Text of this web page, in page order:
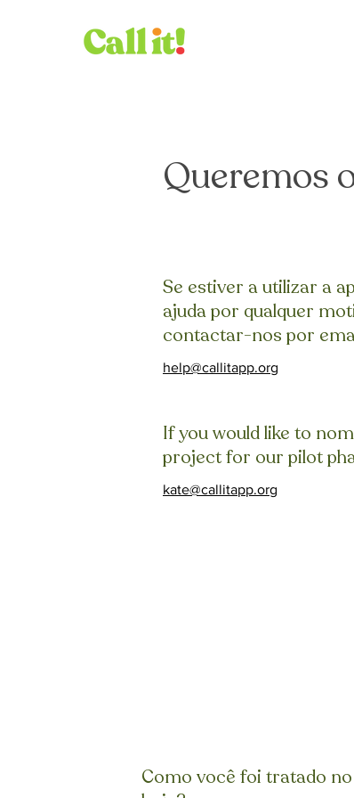
Queremos
Se estiver a utilizar a
ajuda por qualquer
contactar-nos por
help@callitapp.org
If you would like to
project for our pilot
kate@callitapp.org
Como você foi tratado